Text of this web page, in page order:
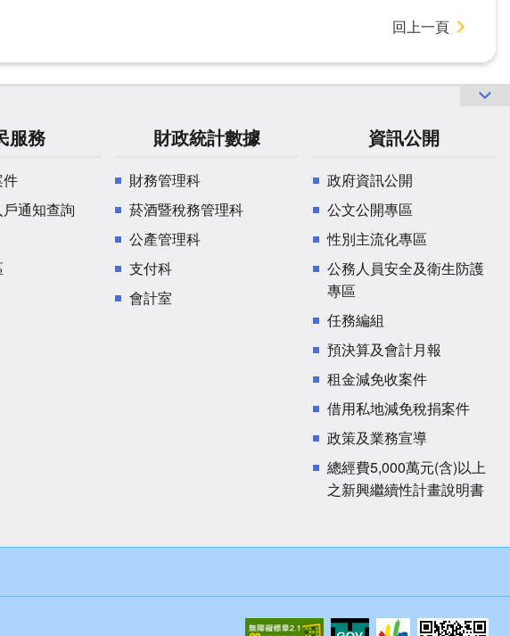
回上一頁
服務
通知查詢
財政統計數據
財務管理科
菸酒暨稅務管理科
公產管理科
支付科
會計室
資訊公開
政府資訊公開
公文公開專區
性別主流化專區
公務人員安全及衛生防護
專區
任務編組
預決算及會計月報
租金減免收案件
借用私地減免稅捐案件
政策及業務宣導
總經費5,000萬元(含)以上
之新興繼續性計畫說明書